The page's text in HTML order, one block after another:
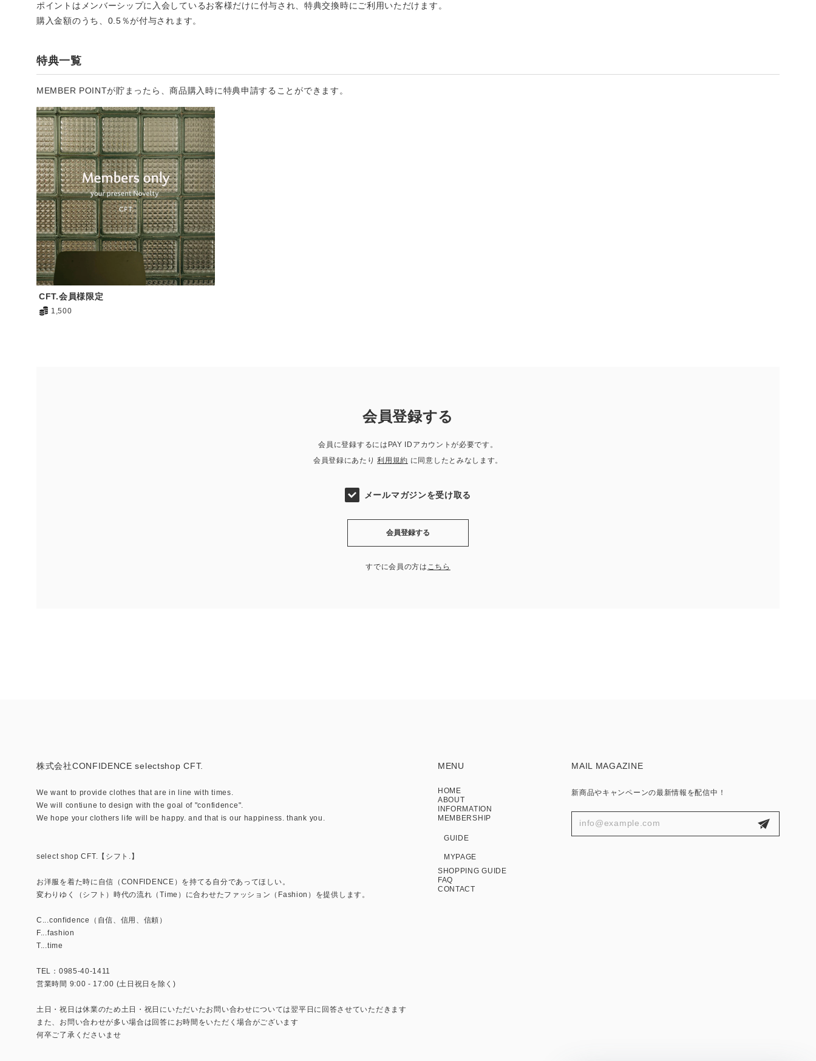
ポイントはメンバーシップに入会しているお客様だけに付与され、特典交換時にご利用いただけます。
購入金額のうち、0.5％が付与されます。
特典一覧
MEMBER POINTが貯まったら、商品購入時に特典申請することができます。
CFT.会員様限定
1,500
会員登録する
会員に登録するにはPAY IDアカウントが必要です。
会員登録にあたり利用規約 に同意したとみなします。
メールマガジンを受け取る
会員登録する
すでに会員の方は こちら
株式会社CONFIDENCE selectshop CFT.
We want to provide clothes that are in line with times.
We will contiune to design with the goal of "confidence".
We hope your clothers life will be happy. and that is our happiness. thank you.
select shop CFT.【シフト.】
お洋服を着た時に自信（CONFIDENCE）を持てる自分であってほしい。
変わりゆく（シフト）時代の流れ（Time）に合わせたファッション（Fashion）を提供します。
C...confidence（自信、信用、信頼）
F...fashion
T...time
TEL：0985-40-1411
営業時間 9:00 - 17:00 (土日祝日を除く)
土日・祝日は休業のため土日・祝日にいただいたお問い合わせについては翌平日に回答させていただきます
また、お問い合わせが多い場合は回答にお時間をいただく場合がございます
何卒ご了承くださいませ
MENU
HOME
ABOUT
INFORMATION
MEMBERSHIP
GUIDE
MYPAGE
SHOPPING GUIDE
FAQ
CONTACT
MAIL MAGAZINE
新商品やキャンペーンの最新情報を配信中！